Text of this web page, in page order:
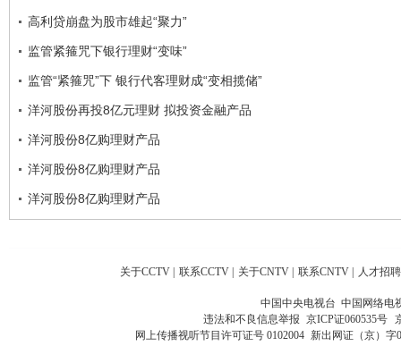
高利贷崩盘为股市雄起“聚力”
监管紧箍咒下银行理财“变味”
监管“紧箍咒”下 银行代客理财成“变相揽储”
洋河股份再投8亿元理财 拟投资金融产品
洋河股份8亿购理财产品
洋河股份8亿购理财产品
洋河股份8亿购理财产品
关于CCTV | 联系CCTV | 关于CNTV | 联系CNTV | 人才招聘
中国中央电视台 中国网络电
违法和不良信息举报 京ICP证060535号
网上传播视听节目许可证号 0102004 新出网证（京）